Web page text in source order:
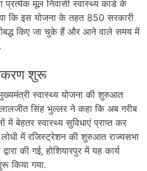
प्रत्येक मूल निवासी स्वास्थ्य कार्ड के
कि इस योजना के तहत 850 सरकारी
किए जा चुके हैं और आने वाले समय में
शुरू
स्वास्थ्य योजना की शुरुआत
सिंह भुल्लर ने कहा कि अब गरीब
में बेहतर स्वास्थ्य सुविधाएं प्राप्त कर
में रजिस्ट्रेशन की शुरुआत राज्यसभा
की गई, होशियारपुर में यह कार्य
किया गया.